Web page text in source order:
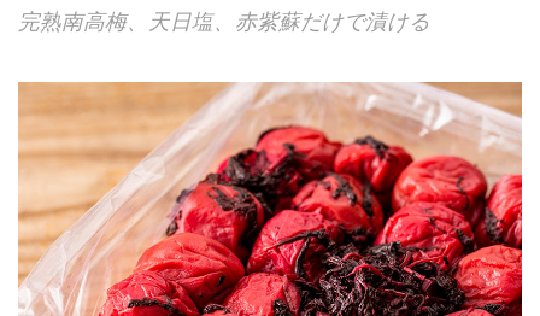
完熟南高梅、天日塩、赤紫蘇だけで漬ける